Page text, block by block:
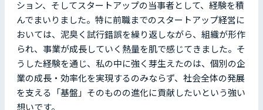
ション、そしてスタートアップの当事者として、経験を積
んでまいりました。特に前職までのスタートアップ経営に
おいては、泥臭く試行錯誤を繰り返しながら、組織が形作
られ、事業が成長していく熱量を肌で感じてきました。そ
うした経験を通じ、私の中に強く芽生えたのは、個別の企
業の成長・効率化を実現するのみならず、社会全体の発展
を支える「基盤」そのものの進化に貢献したいという強い
想いです。